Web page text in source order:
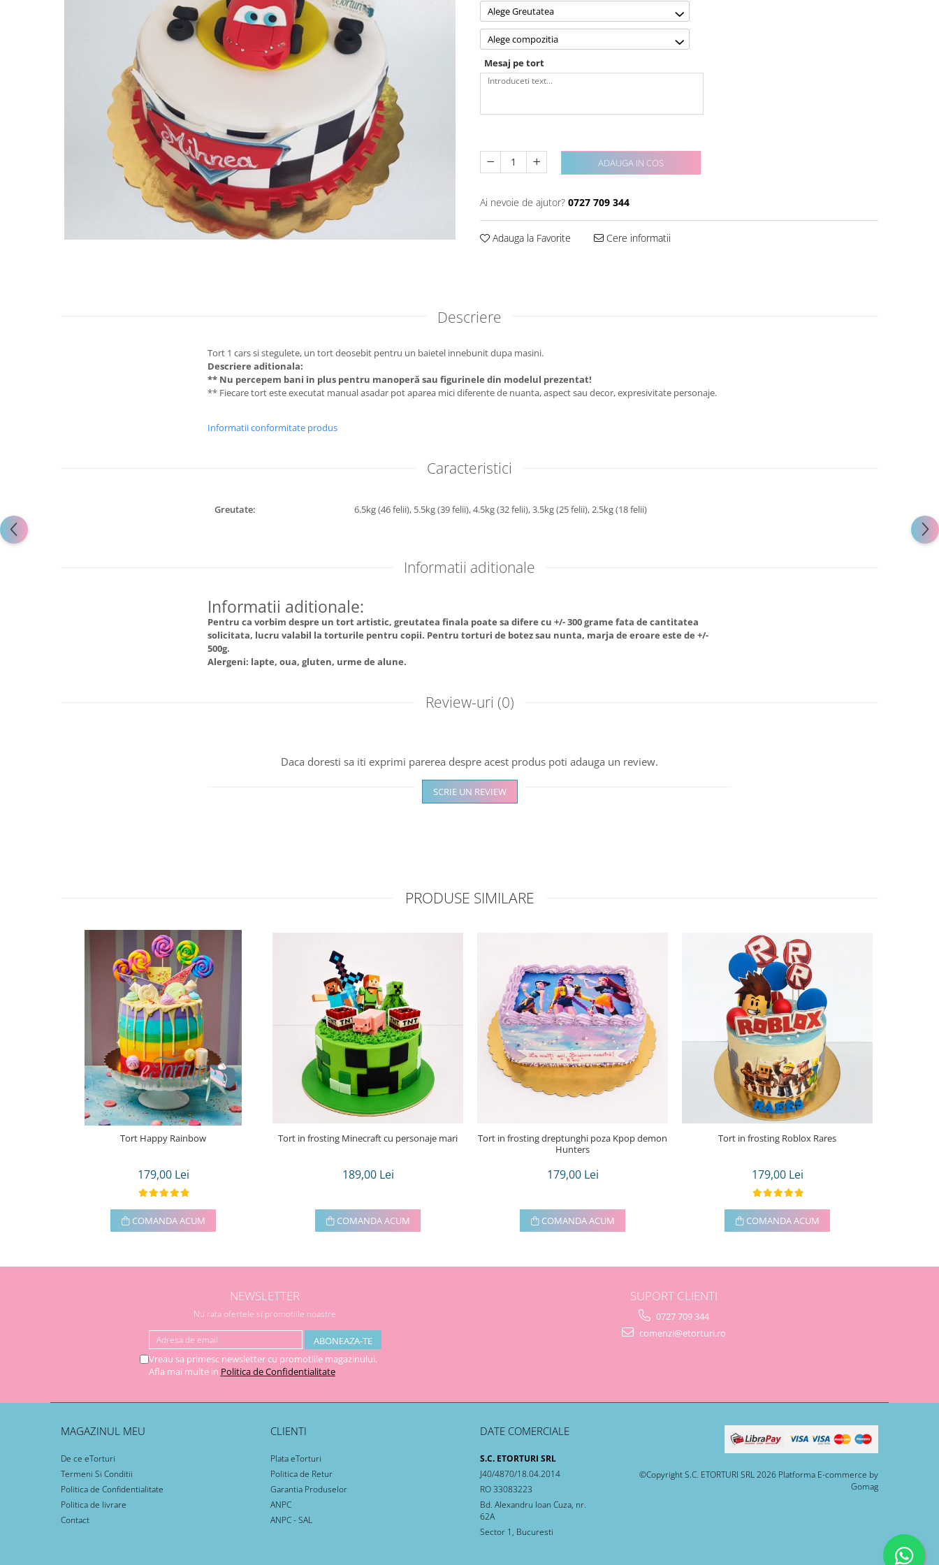
Torturi in frosting- crema pentru
Alege Greutatea
Alege compozitia
Mesaj pe tort
ADAUGA IN COS
Ai nevoie de ajutor? 0727 709 344
Adauga la Favorite Cere informatii
Descriere
Tort 1 cars si stegulete, un tort deosebit pentru un baietel innebunit dupa masini.
Descriere aditionala:
** Nu percepem bani in plus pentru manoperă sau figurinele din modelul prezentat!
** Fiecare tort este executat manual asadar pot aparea mici diferente de nuanta, aspect sau decor, expresivitate personaje.
Informatii conformitate produs
Caracteristici
Greutate: 6.5kg (46 felii), 5.5kg (39 felii),4.5kg (32 felii),3.5kg (25 felii),2.5kg (18 felii)
Informatii aditionale
Informatii aditionale:
Pentru ca vorbim despre un tort artistic, greutatea finala poate sa difere cu +/- 300 grame fata de cantitatea
solicitata, lucru valabil la torturile pentru copii. Pentru torturi de botez sau nunta, marja de eroare este de +/-
500g.
Alergeni: lapte, oua, gluten, urme de alune.
Review-uri (0)
Daca doresti sa iti exprimi parerea despre acest produs poti adauga un review.
SCRIE UN REVIEW
PRODUSE SIMILARE
Tort Happy Rainbow
179,00 Lei
COMANDA ACUM
Tort in frosting Minecraft cu personaje mari
189,00 Lei
COMANDA ACUM
Tort in frosting dreptunghi poza Kpop demon
Hunters
179,00 Lei
COMANDA ACUM
Tort in frosting Roblox Rares
179,00 Lei
COMANDA ACUM
NEWSLETTER
Nu rata ofertele si promotiile noastre
Vreau sa primesc newsletter cu promotiile magazinului.
Afla mai multe in Politica de Confidentialitate
SUPORT CLIENTI
0727 709 344
comenzi@etorturi.ro
MAGAZINUL MEU
De ce eTorturi
Termeni Si Conditii
Politica de Confidentialitate
Politica de livrare
Contact
CLIENTI
Plata eTorturi
Politica de Retur
Garantia Produselor
ANPC
ANPC - SAL
DATE COMERCIALE
S.C. ETORTURI SRL
J40/4870/18.04.2014
RO 33083223
Bd. Alexandru Ioan Cuza, nr.
62A
Sector 1, Bucuresti
©Copyright S.C. ETORTURI SRL 2026 Platforma E-commerce by
Gomag